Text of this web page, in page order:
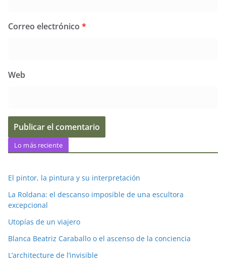
Correo electrónico *
Web
Lo más reciente
El pintor, la pintura y su interpretación
La Roldana: el descanso imposible de una escultora
excepcional
Utopías de un viajero
Blanca Beatriz Caraballo o el ascenso de la conciencia
L’architecture de l’invisible